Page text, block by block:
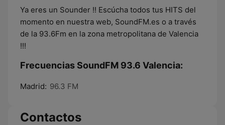
Ya eres un Sounder !! Escúcha todos tus HITS del
momento en nuestra web, SoundFM.es o a través
de la 93.6Fm en la zona metropolitana de Valencia
!!!
Frecuencias SoundFM 93.6 Valencia:
Madrid: 96.3 FM
Contactos